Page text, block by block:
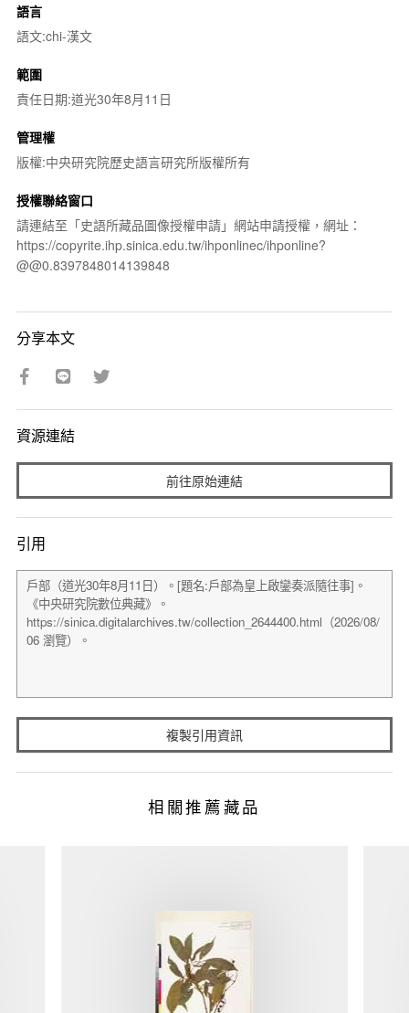
語言
語文:chi-漢文
範圍
責任日期:道光30年8月11日
管理權
版權:中央研究院歷史語言研究所版權所有
授權聯絡窗口
請連結至「史語所藏品圖像授權申請」網站申請授權，網址：
https://copyrite.ihp.sinica.edu.tw/ihponlinec/ihponline?
@@0.8397848014139848
分享本文
資源連結
前往原始連結
引用
複製引用資訊
相關推薦藏品